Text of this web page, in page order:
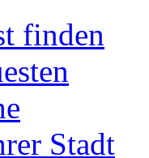
finden
Stadt